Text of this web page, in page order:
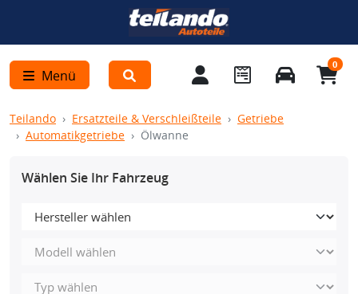
Menü
0
Teilando Ersatzteile & Verschleißteile
Getriebe
Automatikgetriebe
Ölwanne
Wählen Sie Ihr Fahrzeug